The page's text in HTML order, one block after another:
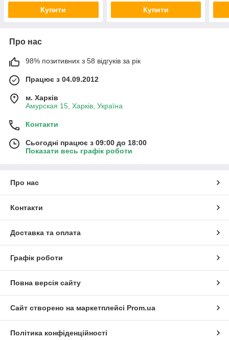
Купити Купити
Про нас
98% позитивних з 58 відгуків за рік
Працює з 04.09.2012
м. Харків
Амурская 15, Харків, Україна
Контакти
Сьогодні працює з 09:00 до 18:00
Показати весь графік роботи
Про нас
Контакти
Доставка та оплата
Графік роботи
Повна версія сайту
Сайт створено на маркетплейсі Prom.ua
Політика конфіденційності